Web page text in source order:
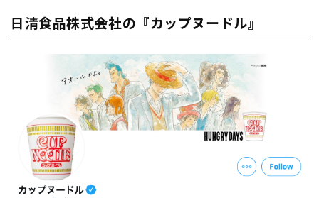
日清食品株式会社の『カップヌードル』